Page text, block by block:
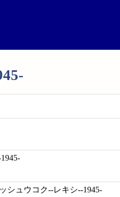
シュウコク--レキシ--1945-